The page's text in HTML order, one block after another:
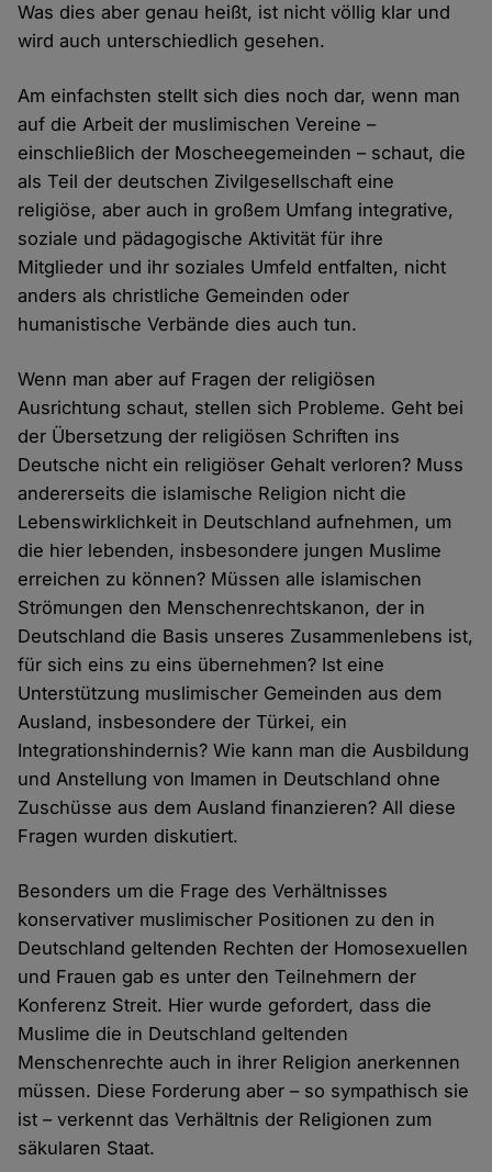
Was dies aber genau heißt, ist nicht völlig klar und
wird auch unterschiedlich gesehen.
Am einfachsten stellt sich dies noch dar, wenn man
auf die Arbeit der muslimischen Vereine –
einschließlich der Moscheegemeinden – schaut, die
als Teil der deutschen Zivilgesellschaft eine
religiöse, aber auch in großem Umfang integrative,
soziale und pädagogische Aktivität für ihre
Mitglieder und ihr soziales Umfeld entfalten, nicht
anders als christliche Gemeinden oder
humanistische Verbände dies auch tun.
Wenn man aber auf Fragen der religiösen
Ausrichtung schaut, stellen sich Probleme. Geht bei
der Übersetzung der religiösen Schriften ins
Deutsche nicht ein religiöser Gehalt verloren? Muss
andererseits die islamische Religion nicht die
Lebenswirklichkeit in Deutschland aufnehmen, um
die hier lebenden, insbesondere jungen Muslime
erreichen zu können? Müssen alle islamischen
Strömungen den Menschenrechtskanon, der in
Deutschland die Basis unseres Zusammenlebens ist,
für sich eins zu eins übernehmen? Ist eine
Unterstützung muslimischer Gemeinden aus dem
Ausland, insbesondere der Türkei, ein
Integrationshindernis? Wie kann man die Ausbildung
und Anstellung von Imamen in Deutschland ohne
Zuschüsse aus dem Ausland finanzieren? All diese
Fragen wurden diskutiert.
Besonders um die Frage des Verhältnisses
konservativer muslimischer Positionen zu den in
Deutschland geltenden Rechten der Homosexuellen
und Frauen gab es unter den Teilnehmern der
Konferenz Streit. Hier wurde gefordert, dass die
Muslime die in Deutschland geltenden
Menschenrechte auch in ihrer Religion anerkennen
müssen. Diese Forderung aber – so sympathisch sie
ist – verkennt das Verhältnis der Religionen zum
säkularen Staat.